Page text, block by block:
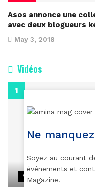
Asos annonce une
avec deux blogueurs
May 3, 2018
Vidéos
VIDEOS
Ne
Soyez au courant
événements et
Magazine.